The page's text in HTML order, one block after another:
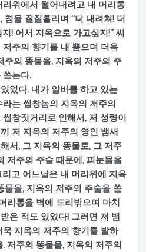
위에서 털어내려고 내 머리통
침을 질질흘리며 “더 내려쳐! 더
! 어서 지옥으로 가고싶지!” 씨
주의 향기를 내 뿜으며 더욱
주의 똥물을, 지옥의 저주의 주
쏟는다.
었다. 내가 알바를 하고 있는
는 씹창놈의 지옥의 저주의
창짓거리로 인해서, 저 성령이
저 지옥의 저주의 영인 뱀새
서, 그 지옥의 똥물로, 그 저주
저주의 주술 때문에, 피눈물을
고 어느날은 내 머리위에 지옥
물을, 지옥의 저주의 주술을 쏟
리통을 벽에 드리밖으며 마치
은 적도 있었다! 그러면 저 뱀
지옥의 저주의 향기를 발하
저주의 똥물을, 지옥의 저주의